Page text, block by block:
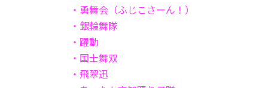
・勇舞会（ふじこさーん！）
・銀輪舞隊
・躍動
・国士舞双
・飛翠迅